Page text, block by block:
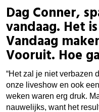
Dag Conner,
vandaag. Het
Vandaag
Vooruit. Hoe
“Het zal je niet verbazen
onze liveshow en ook
weken waren erg druk.
nauwelijks, want het